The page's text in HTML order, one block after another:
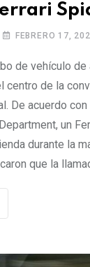
FEBRERO 17,
de vehículo de
centro de la
De acuerdo
un
durante la
que la